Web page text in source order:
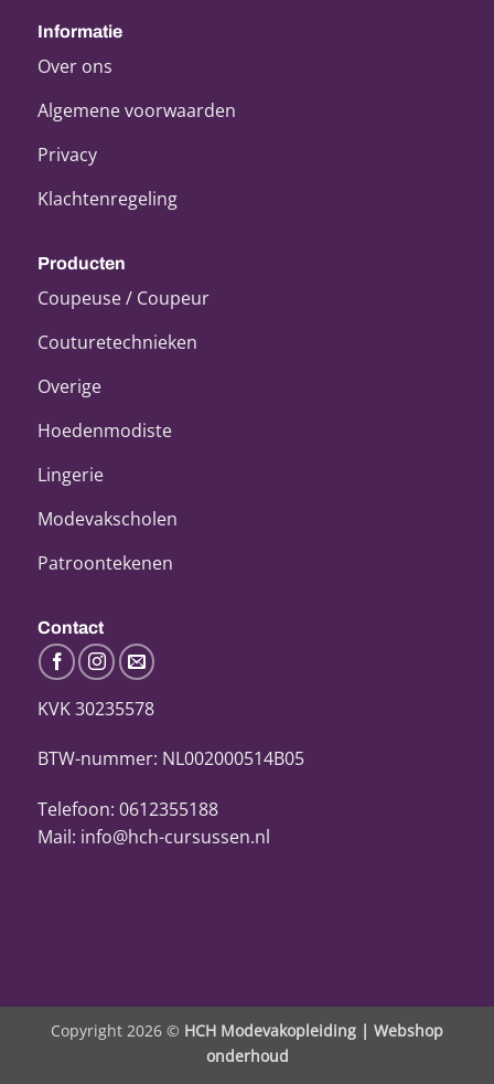
Informatie
Over ons
Algemene voorwaarden
Privacy
Klachtenregeling
Producten
Coupeuse / Coupeur
Couturetechnieken
Overige
Hoedenmodiste
Lingerie
Modevakscholen
Patroontekenen
Contact
KVK 30235578
BTW-nummer: NL002000514B05
Telefoon: 0612355188
Mail: info@hch-cursussen.nl
Copyright 2026 © HCH Modevakopleiding | Webshop
onderhoud